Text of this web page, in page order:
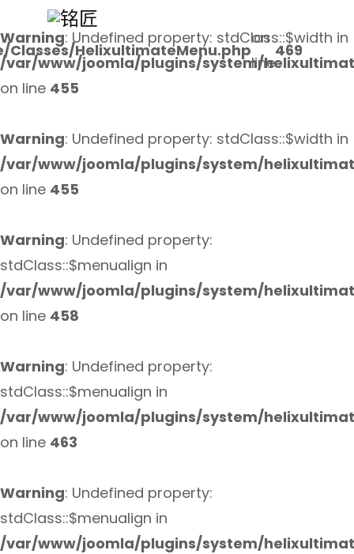
HelixultimateMenu.php
on
line
469
Warning: Undefined property: stdClass::$width in
/var/www/joomla/plugins/system/
on line 455
Warning: Undefined property: stdClass::$width in
/var/www/joomla/plugins/system/
on line 455
Warning: Undefined property:
stdClass::$menualign in
/var/www/joomla/plugins/system/
on line 458
Warning: Undefined property:
stdClass::$menualign in
/var/www/joomla/plugins/system/
on line 463
Warning: Undefined property:
stdClass::$menualign in
/var/www/joomla/plugins/system/